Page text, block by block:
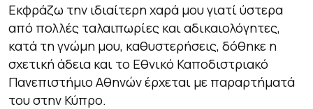
Εκφράζω την ιδιαίτερη χαρά μου γιατί ύστερα
από πολλές ταλαιπωρίες και αδικαιολόγητες,
κατά τη γνώμη μου, καθυστερήσεις, δόθηκε η
σχετική άδεια και το Εθνικό Καποδιστριακό
Πανεπιστήμιο Αθηνών έρχεται με παραρτήματά
του στην Κύπρο.